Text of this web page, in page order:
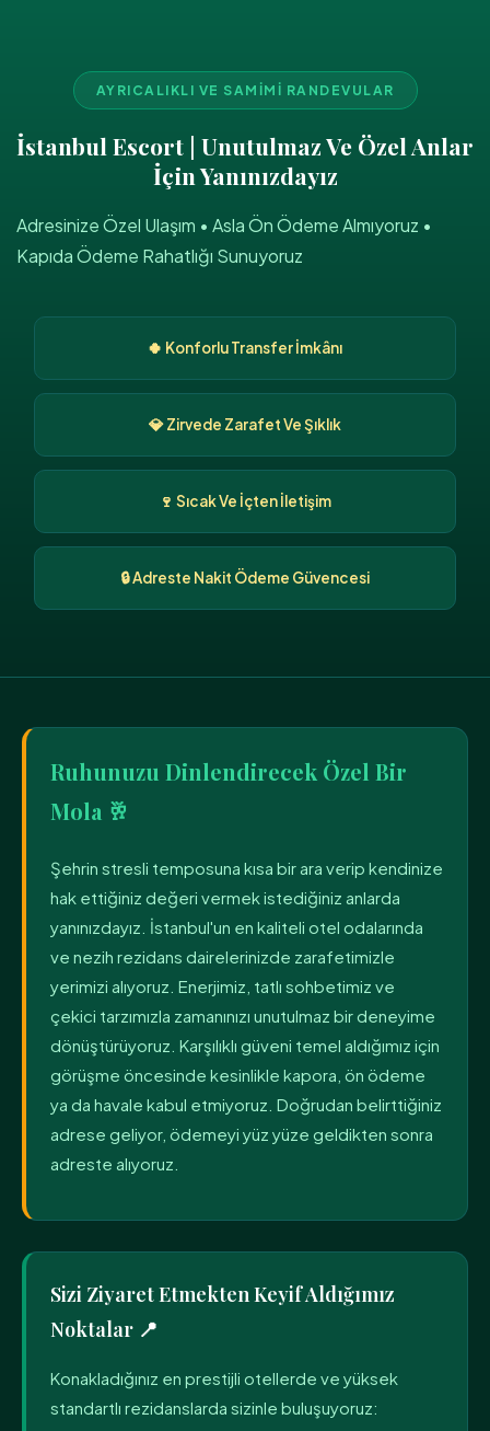
AYRICALIKLI VE SAMIMI RANDEVULAR
İstanbul Escort | Unutulmaz Ve Özel Anlar
İçin Yanınızdayız
Adresinize Özel Ulaşım • Asla Ön Ödeme Almıyoruz •
Kapıda Ödeme Rahatlığı Sunuyoruz
🍀 Konforlu Transfer İmkânı
💎 Zirvede Zarafet Ve Şıklık
🍷 Sıcak Ve İçten İletişim
🔒 Adreste Nakit Ödeme Güvencesi
Ruhunuzu Dinlendirecek Özel Bir
Mola 🥂
Şehrin stresli temposuna kısa bir ara verip kendinize
hak ettiğiniz değeri vermek istediğiniz anlarda
yanınızdayız. İstanbul'un en kaliteli otel odalarında
ve nezih rezidans dairelerinizde zarafetimizle
yerimizi alıyoruz. Enerjimiz, tatlı sohbetimiz ve
çekici tarzımızla zamanınızı unutulmaz bir deneyime
dönüştürüyoruz. Karşılıklı güveni temel aldığımız için
görüşme öncesinde kesinlikle kapora, ön ödeme
ya da havale kabul etmiyoruz. Doğrudan belirttiğiniz
adrese geliyor, ödemeyi yüz yüze geldikten sonra
adreste alıyoruz.
Sizi Ziyaret Etmekten Keyif Aldığımız
Noktalar 📍
Konakladığınız en prestijli otellerde ve yüksek
standartlı rezidanslarda sizinle buluşuyoruz: